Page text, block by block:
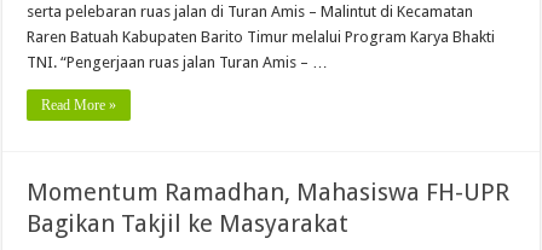
serta pelebaran ruas jalan di Turan Amis – Malintut di Kecamatan
Raren Batuah Kabupaten Barito Timur melalui Program Karya Bhakti
TNI. “Pengerjaan ruas jalan Turan Amis – …
Read More »
Momentum Ramadhan, Mahasiswa FH-UPR
Bagikan Takjil ke Masyarakat